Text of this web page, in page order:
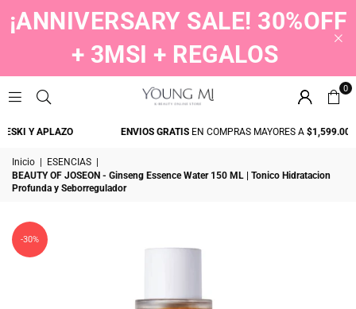
¡ANNIVERSARY SALE! 30%OFF
+ 3MSI + REGALOS
0
Y APLAZO ENVIOS GRATISEN COMPRAS MAYORES A$1,599.00
Inicio ESENCIAS
BEAUTY OF JOSEON - Ginseng Essence Water 150 ML | Tonico Hidratacion
Profunda y Seborregulador
-30%